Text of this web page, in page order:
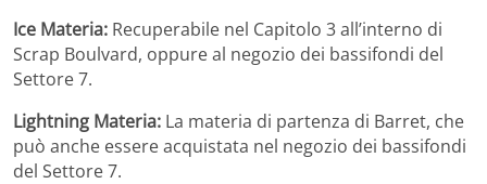
Ice Materia: Recuperabile nel Capitolo 3 all’interno di
Scrap Boulvard, oppure al negozio dei bassifondi del
Settore 7.
Lightning Materia: La materia di partenza di Barret, che
può anche essere acquistata nel negozio dei bassifondi
del Settore 7.